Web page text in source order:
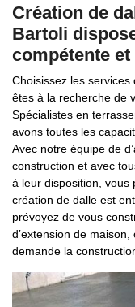
Création de
Bartoli
compétente
Choisissez les
êtes à la recherche de
Spécialistes en
avons toutes les
Avec notre équipe de
construction et avec
à leur disposition, vous
création de dalle est
prévoyez de vous
d’extension de
demande la